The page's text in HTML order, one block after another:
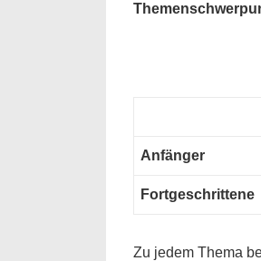
Anfänger
Fortgeschrittene
Zu jedem Thema